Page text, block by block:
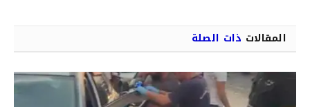
المقالات ذات الصلة